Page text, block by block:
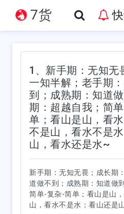
7货
1、新手期：无知无
一知半解；老手期
到；成熟期：知道
期：超越自我；简
单；看山是山，看
不是山，看水不是
山，看水还是水~
新手期：无知无畏；成长期
道做不到；成熟期：知道做
简单-复杂-简单；看山是山
山，看水不是水；看山还是